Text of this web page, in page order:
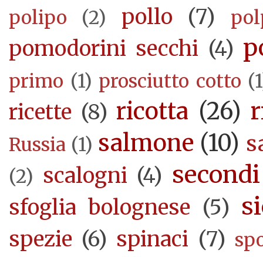
polipo (2) pollo (7)
pomodorini secchi (4)
primo (1) prosciutto cotto
ricette (8) ricotta (26)
Russia (1) salmone (10)
(2) scalogni (4) secondi
sfoglia bolognese (5)
spezie (6) spinaci (7)